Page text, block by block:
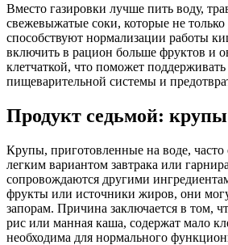
Вместо газировки лучше пить воду,
свежевыжатые соки, которые не
способствуют нормализации работы
включить в рацион больше фруктов и
клетчаткой, что поможет поддерживать
пищеварительной системы и
Продукт седьмой: крупы
Крупы, приготовленные на воде,
легким вариантом завтрака или
сопровождаются другими
фрукты или источники жиров, они
запорам. Причина заключается в том,
рис или манная каша, содержат мало
необходима для нормального